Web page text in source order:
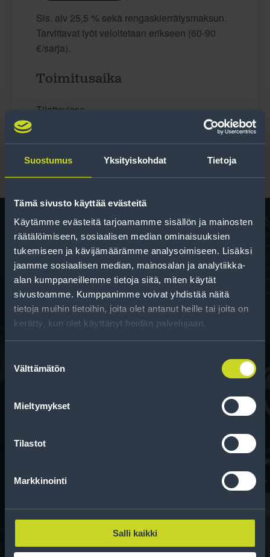
Suostumus Yksityiskohdat Tietoja
Tämä sivusto käyttää evästeitä
Käytämme evästeitä tarjoamamme sisällön ja mainosten
räätälöimiseen, sosiaalisen median ominaisuuksien
tukemiseen ja kävijämäärämme analysoimiseen. Lisäksi
jaamme sosiaalisen median, mainosalan ja analytiikka-
alan kumppaneillemme tietoja siitä, miten käytät
sivustoamme. Kumppanimme voivat yhdistää näitä
tietoja muihin tietoihin, joita olet antanut heille tai joita on
kerätty, kun olet käyttänyt heidän palvelujaan.
valinta
Välttämätön
Mieltymykset
Tilastot
Markkinointi
Salli kaikki
Sis. alv 25,5 % sekä rengaskierrätysmaksun.
Tarvittavat työt veloitetaan erikseen (60-90
€/sarja).
Toimitusaika
Tilattavissa
Rengas­laskuri
Auttaa sinua valitsemaan oikean kokoisen renkaan,
kun vaihdat rengaskokoa.
Rengasinfo